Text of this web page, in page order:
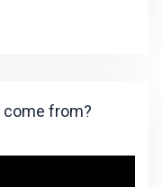
come from?